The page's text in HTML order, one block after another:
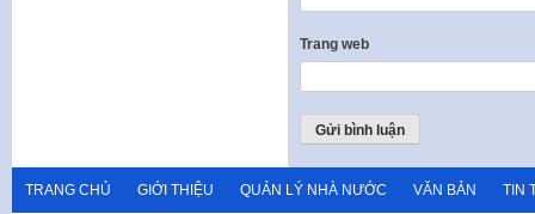
Trang web
TRANG CHỦ GIỚI THIỆU QUẢN LÝ NHÀ NƯỚC VĂN BẢN TIN